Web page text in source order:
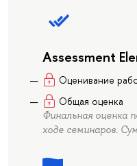
Assessment
Оценивание
Общая оценка
Финальная оценка
ходе семинаров.